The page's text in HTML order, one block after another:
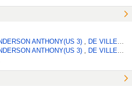
ANTHONY(US 3)
DE VILLER DANE
ANTHONY(US 3) DE VILLER DANE